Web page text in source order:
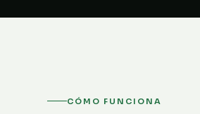
CÓMO FUNCIONA